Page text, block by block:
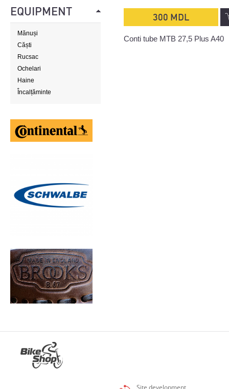
EQUIPMENT
Mănuși
Căști
Rucsac
Ochelari
Haine
Încalțăminte
300 MDL
Conti tube MTB 27,5 Plus A40
Site development